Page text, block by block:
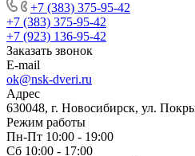
+7 (383) 375-95-42
+7 (383) 375-95-42
+7 (923) 136-95-42
Заказать звонок
E-mail
ok@nsk-dveri.ru
Адрес
630048, г. Новосибирск, ул.
Режим работы
Пн-Пт 10:00 - 19:00
Сб 10:00 - 17:00